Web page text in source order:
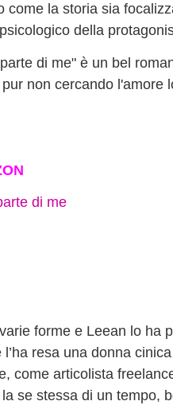
come la storia sia
della
di me" è un bel
non cercando l'amore
di me
forme e Leean lo ha
l’ha resa una donna
come articolista
se stessa di un tempo,